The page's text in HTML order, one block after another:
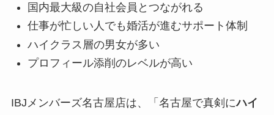
国内最大級の自社会員とつながれる
仕事が忙しい人でも婚活が進むサポート体制
ハイクラス層の男女が多い
プロフィール添削のレベルが高い
IBJメンバーズ名古屋店は、「名古屋で真剣にハイ